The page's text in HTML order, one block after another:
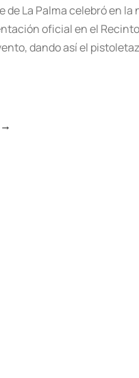
de La Palma celebró en la
oficial en el
dando así el
→